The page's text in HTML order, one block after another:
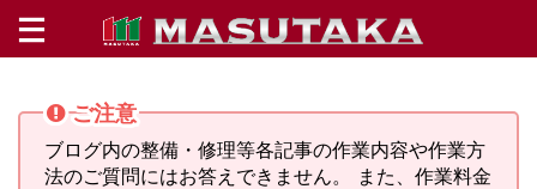
ご注意
ブログ内の整備・修理等各記事の作業内容や作業方
法のご質問にはお答えできません。 また、作業料金